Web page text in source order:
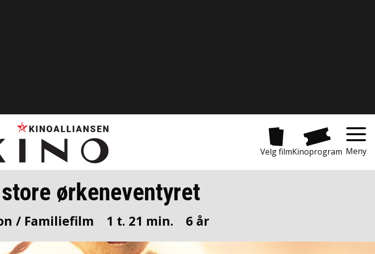
Velg filmKinoprogram Meny
ørkeneventyret
/ Familiefilm 1 t. 21 min. 6 år